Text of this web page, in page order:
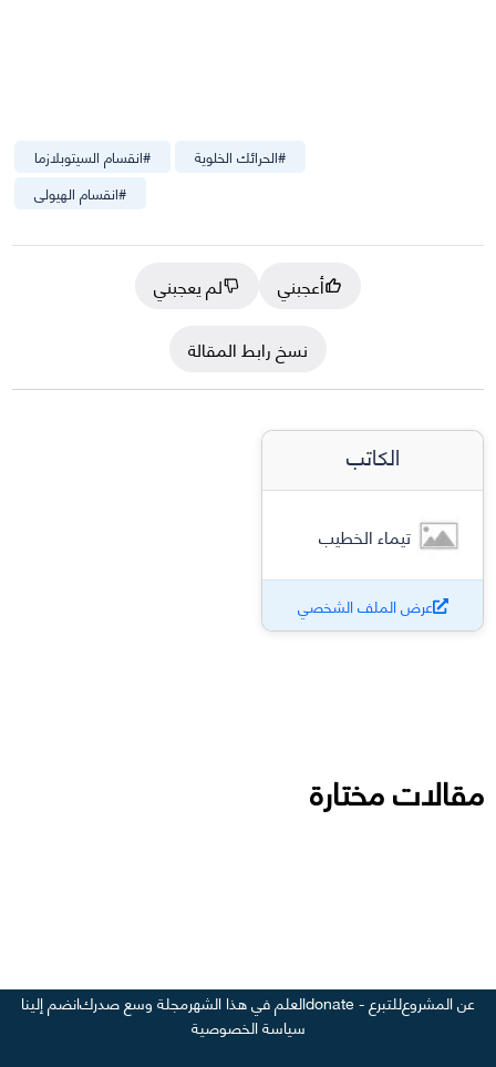
#انقسام السيتوبلازما #الحرائك الخلوية
#انقسام الهيولى
أعجبني
لم يعجبني
نسخ رابط المقالة
الكاتب
تيماء الخطيب
عرض الملف الشخصي
مقالات مختارة
عن المشروعللتبرع - donate العلم في هذا الشهرمجلة وسع صدركانضم إلينا
سياسة الخصوصية